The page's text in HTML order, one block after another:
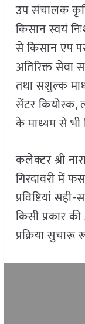
उप संचालक कृषि
किसान स्वयं
से किसान एप
अतिरिक्त सेवा
तथा सशुल्क
सेंटर कियोस्क,
के माध्यम से
कलेक्टर श्री
गिरदावरी में
प्रविष्टियां
किसी प्रकार
प्रक्रिया